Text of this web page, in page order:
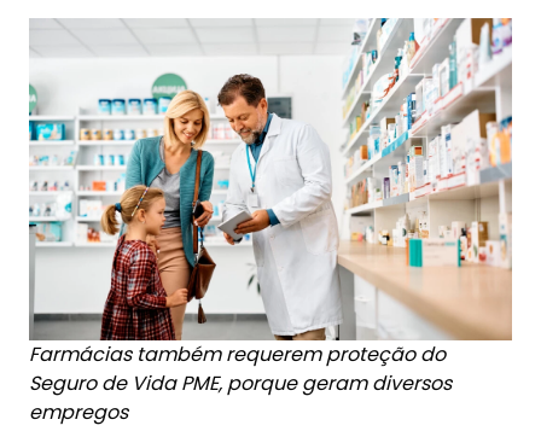
Farmácias também requerem proteção do
Seguro de Vida PME, porque geram diversos
empregos